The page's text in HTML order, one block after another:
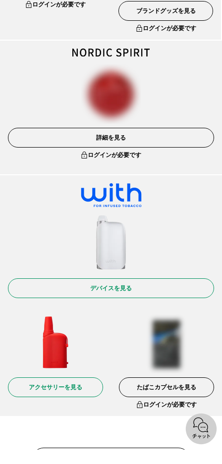
ログインが必要です
ブランドグッズを見る
ログインが必要です
詳細を見る
ログインが必要です
デバイスを見る
アクセサリーを見る たばこカプセルを見る
ログインが必要です